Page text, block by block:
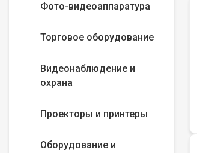
Фото-видеоаппаратура
Торговое оборудование
Видеонаблюдение и
охрана
Проекторы и принтеры
Оборудование и